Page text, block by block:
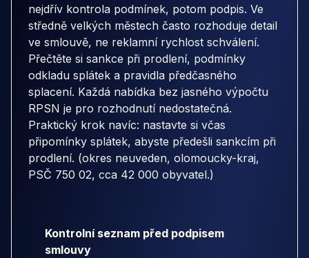
nejdřív kontrola podmínek, potom podpis. Ve
středně velkých městech často rozhoduje detail
ve smlouvě, ne reklamní rychlost schválení.
Přečtěte si sankce při prodlení, podmínky
odkladu splátek a pravidla předčasného
splacení. Každá nabídka bez jasného výpočtu
RPSN je pro rozhodnutí nedostatečná.
Praktický krok navíc: nastavte si včas
připomínky splátek, abyste předešli sankcím při
prodlení. (okres neuveden, olomoucky-kraj,
PSČ 750 02, cca 42 000 obyvatel.)
Kontrolní seznam před podpisem
smlouvy